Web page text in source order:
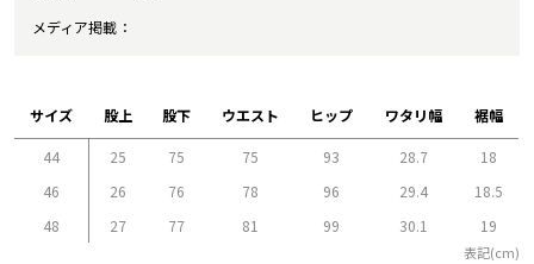
メディア掲載
サイズ 股上 股下 ウエスト ヒップ ワタリ幅 裾幅
44 25 75 75 93 28.7
18
46
26 76 78 96 29.4
18.5
48
27 77 81 99 30.1 19
表記(cm)